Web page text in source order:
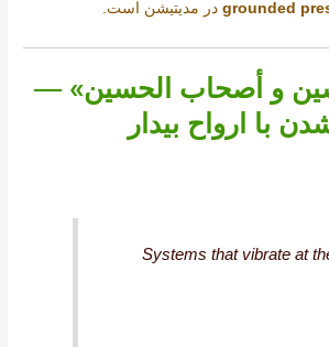
grounded در مدیتیشن است.
و أصحاب الحسین» —
با ارواح بیدار
Systems that vibrate at